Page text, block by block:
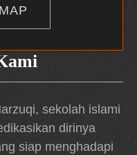
sekolah islami
dirinya
siap menghadapi